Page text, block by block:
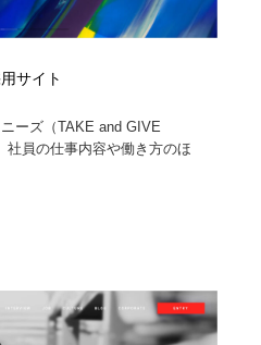
サイト
ーズ（TAKE and GIVE
社員の仕事内容や働き方のほ